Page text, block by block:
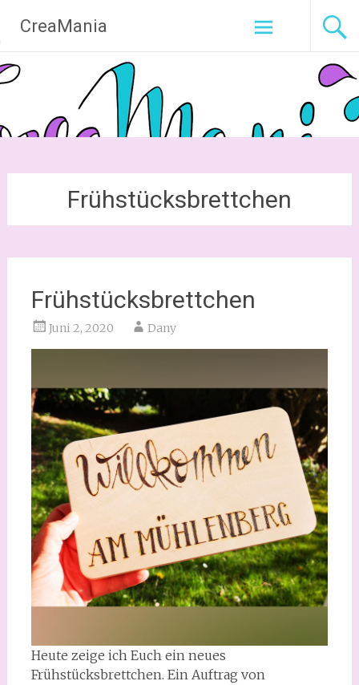
CreaMania
Zum
Inhalt
springen
Frühstücksbrettchen
Frühstücksbrettchen
Juni 2, 2020 Dany
Heute zeige ich Euch ein neues
Frühstücksbrettchen. Ein Auftrag von